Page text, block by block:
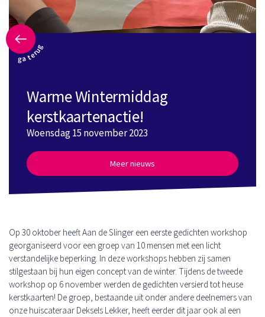
ga terug
Warme Wintermiddag
kerstkaartenactie!
Woensdag 15 november 2023
Meer nieuws
Op 30 oktober heeft Aan de Slinger een eerste gedichten workshop
georganiseerd voor een groep van 10 mensen met een licht
verstandelijke beperking. In deze workshops hebben zij samen
stilgestaan bij hun eigen concept van de winter. Tijdens de tweede
workshop op 6 november werden de gedichten versierd tot heuse
kerstkaarten! De groep, bestaande uit onder andere deelnemers van
onze huiscateraar Deksels Lekker, heeft eerder dit jaar ook al een